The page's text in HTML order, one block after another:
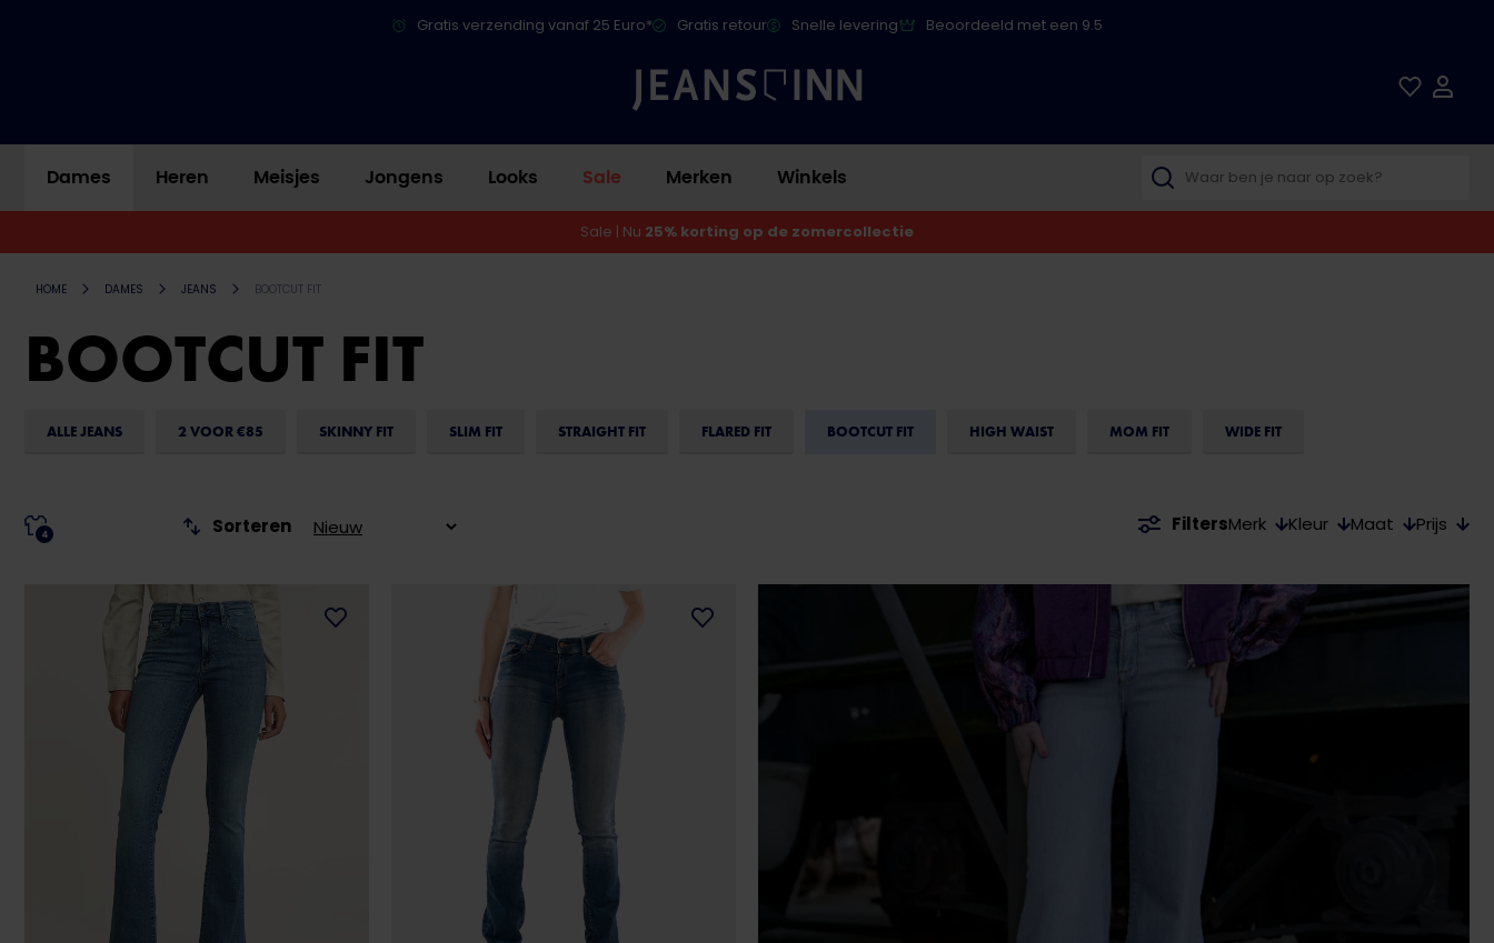
Gratis verzending vanaf 25 Euro* Gratis retour Snelle levering Beoordeeld met een 9.5
Dames Heren Meisjes Jongens Looks Sale Merken Winkels
Sale | Nu 25% korting op de zomercollectie
HOME DAMES JEANS BOOTCUT FIT
BOOTCUT FIT
ALLE JEANS 2 VOOR €85 SKINNY FIT SLIM FIT STRAIGHT FIT FLARED FIT BOOTCUT FIT HIGH WAIST MOM FIT WIDE FIT
FiltersMerk Kleur Maat Prijs
4 Sorteren